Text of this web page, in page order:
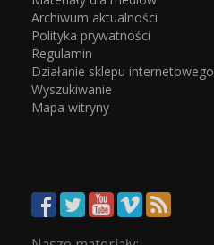
Archiwum aktualności
Polityka prywatności
Regulamin
Działanie sklepu internetowego
Wyszukiwanie
Mapa witryny